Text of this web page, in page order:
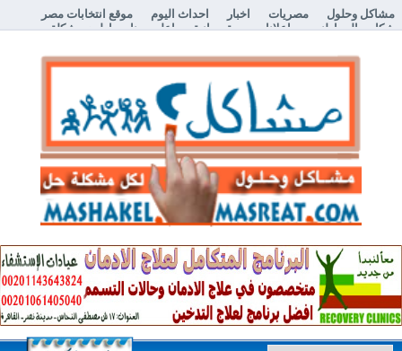
مشاكل وحلول مصريات اخبار احداث اليوم
موقع انتخابات مصر
شكاوي المواطنين
اعلانات مبوبة مجانية اعلن معنا إطرح مشكلة